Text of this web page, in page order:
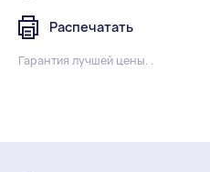
Распечатать
Гарантия лучшей цены. .